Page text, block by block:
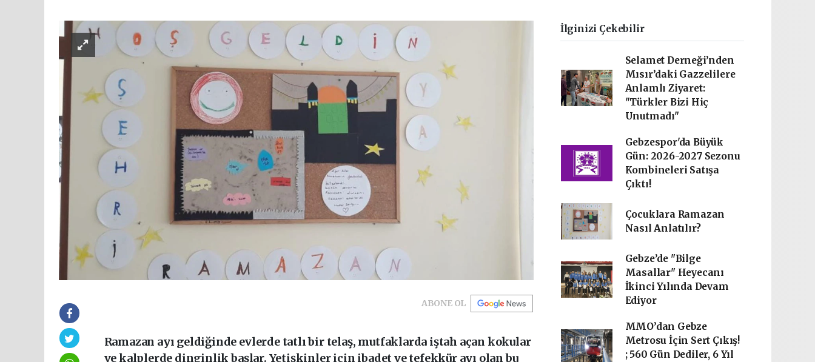
ABONE OL
Ramazan ayı geldiğinde evlerde tatlı bir telaş, mutfaklarda iştah açan kokular
ve kalplerde dinginlik başlar. Yetişkinler için ibadet ve tefekkür ayı olan bu
İlginizi Çekebilir
Selamet Derneği’nden
Mısır’daki Gazzelilere
Anlamlı Ziyaret:
"Türkler Bizi Hiç
Unutmadı"
Gebzespor'da Büyük
Gün: 2026-2027 Sezonu
Kombineleri Satışa
Çıktı!
Çocuklara Ramazan
Nasıl Anlatılır?
Gebze’de "Bilge
Masallar" Heyecanı
İkinci Yılında Devam
Ediyor
MMO’dan Gebze
Metrosu İçin Sert Çıkış!
; 560 Gün Dediler, 6 Yıl